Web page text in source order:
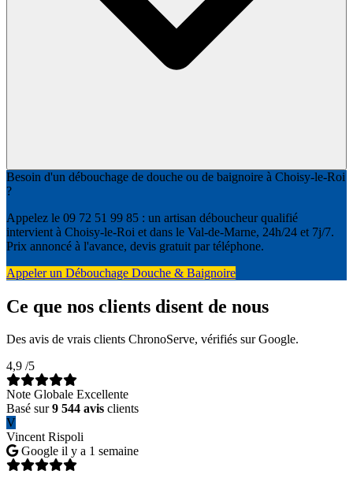
Besoin d'un débouchage de douche ou de baignoire à Choisy-le-Roi
?
Appelez le 09 72 51 99 85 : un artisan déboucheur qualifié
intervient à Choisy-le-Roi et dans le Val-de-Marne, 24h/24 et 7j/7.
Prix annoncé à l'avance, devis gratuit par téléphone.
Appeler un Débouchage Douche & Baignoire
Ce que nos clients disent de nous
Des avis de vrais clients ChronoServe, vérifiés sur Google.
4,9 /5
Note Globale Excellente
Basé sur9 544 avis clients
V
Vincent Rispoli
Google il y a 1 semaine